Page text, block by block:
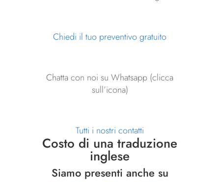
Chiedi il tuo preventivo gratuito
Chatta con noi su Whatsapp (clicca
sull’icona)
Tutti i nostri contatti
Costo di una traduzione
inglese
Siamo presenti anche su